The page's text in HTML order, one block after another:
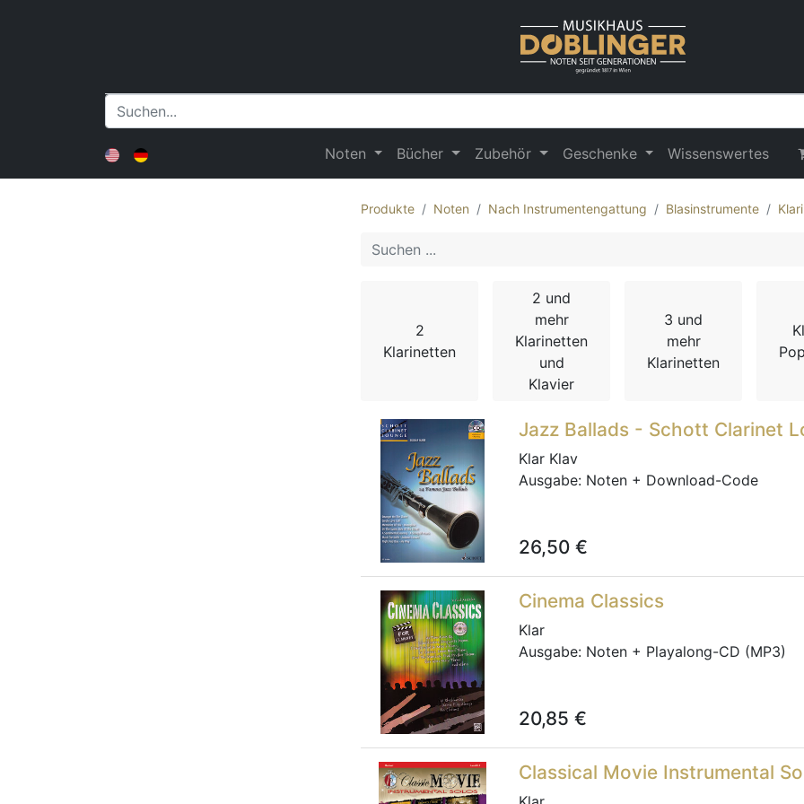
Noten Bücher Zubehör Geschenke Wissenswertes
Produkte Noten Nach Instrumentengattung Blasinstrumente
2
Klarinetten
2 und
mehr
Klarinetten
und
Klavier
3 und
mehr
Klarinetten
Jazz Ballads - Schott Clarinet
Klar Klav
Ausgabe: Noten + Download-Code
26,50 €
Cinema Classics
Klar
Ausgabe: Noten + Playalong-CD (MP3)
20,85 €
Classical Movie Instrumental